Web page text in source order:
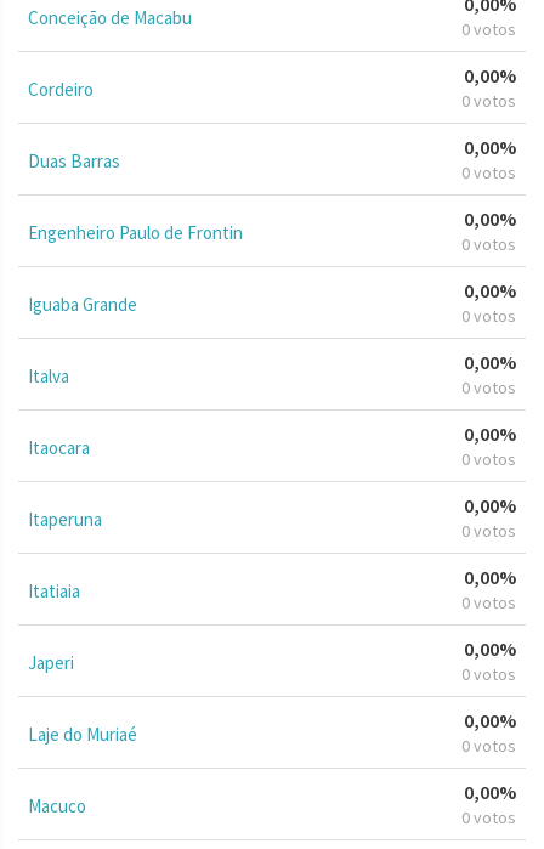
Conceição de Macabu 0 votos
Cordeiro
0,00%
0 votos
Duas Barras
0,00%
0 votos
Engenheiro Paulo de Frontin
0,00%
0 votos
Iguaba Grande
0,00%
0 votos
Italva
0,00%
0 votos
Itaocara
0,00%
0 votos
Itaperuna
0,00%
0 votos
Itatiaia
0,00%
0 votos
Japeri
0,00%
0 votos
Laje do Muriaé
0,00%
0 votos
Macuco
0,00%
0 votos